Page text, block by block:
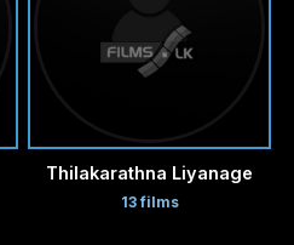
Thilakarathna Liyanage
13 films